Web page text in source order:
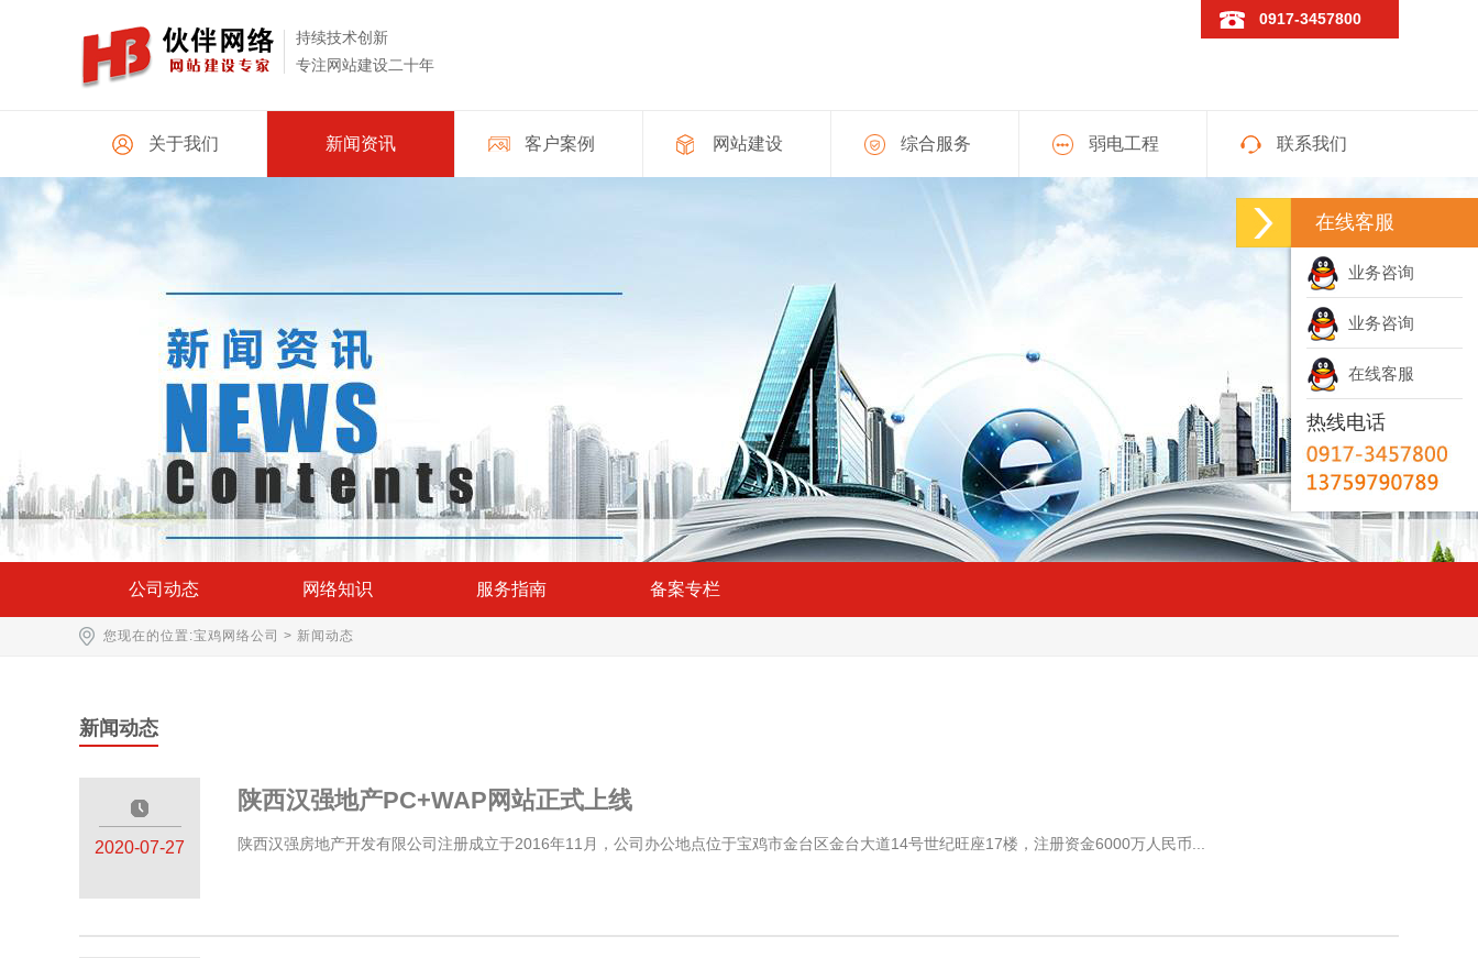
持续技术创新
专注网站建设二十年
0917-3457800
在线客服
业务咨询
业务咨询
在线客服
热线电话
关于我们 新闻资讯 客户案例 网站建设 综合服务 弱电工程 联系我们
公司动态 网络知识 服务指南 备案专栏
您现在的位置:宝鸡网络公司 > 新闻动态
新闻动态
—————
2020-07-27
陕西汉强地产PC+WAP网站正式上线
陕西汉强房地产开发有限公司注册成立于2016年11月，公司办公地点位于宝鸡市金台区金台大道14号世纪旺座17楼，注册资金6000万人民币...